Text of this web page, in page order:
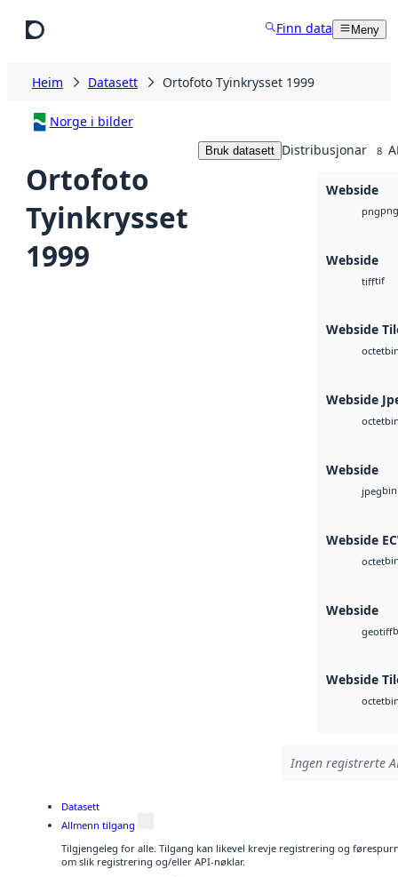
Finn data Meny
Heim Datasett Ortofoto Tyinkrysset 1999
Norge i bilder
Ortofoto
Tyinkrysset
1999
Bruk datasett Distribusjonar 8
Webside
pngpng
Webside
tifftif
Webside
octet
Webside
octet
Webside
jpegbin
Webside
octet
Webside
geotiff
Webside
octet
Ingen registrerte
Datasett
Allmenn tilgang
Tilgjengeleg for alle. Tilgang kan likevel krevje registrering og
om slik registrering og/eller API-nøklar.